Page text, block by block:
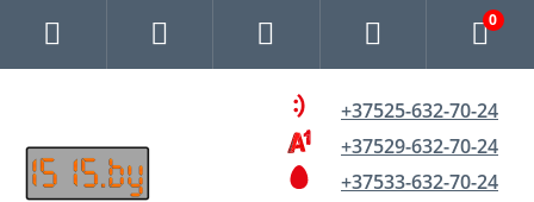
0
+37525-632-70-24
+37529-632-70-24
+37533-632-70-24